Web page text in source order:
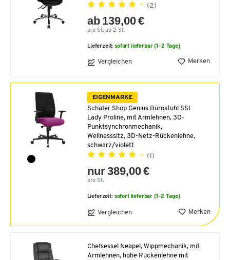
(2)
ab 139,00 €
pro St. ab 2 St.
Lieferzeit:sofort lieferbar (1-2 Tage)
Vergleichen Merken
EIGENMARKE
Schäfer Shop Genius Bürostuhl SSI
Lady Proline, mit Armlehnen, 3D-
Punktsynchronmechanik,
Wellnesssitz, 3D-Netz-Rückenlehne,
schwarz/violett
(1)
nur 389,00 €
pro St.
Lieferzeit: sofort lieferbar (1-2 Tage)
Vergleichen Merken
Chefsessel Neapel, Wippmechanik, mit
Armlehnen, hohe Rückenlehne mit